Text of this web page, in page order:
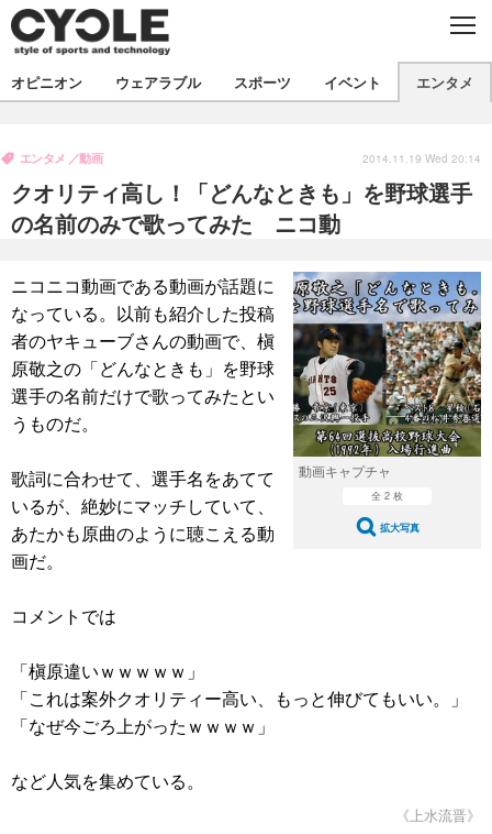
C
O
S
E
製品/用品
衣類
飲食
バックナンバー
コラム
インプレ
ボイス
デバイス
ビジネス
国内
スポーツ
選手
写真
動画
試乗会
スポーツ
ツアー
文化
芸能
出版／映画
話題
ファッション
写真
動画
ライフ
社会
政治
オピニオン ウェアラブル スポーツ イベント エンタメ
クオリティ高し！「どんなときも」を野球選手
の名前のみで歌ってみた ニコ動
エンタメ 動画 2014.11.19 Wed 20:14
動画キャプチャ
全 2 枚
拡大写真
ニコニコ動画である動画が話題に
なっている。以前も紹介した投稿
者のヤキューブさんの動画で、槇
原敬之の「どんなときも」を野球
選手の名前だけで歌ってみたとい
うものだ。
歌詞に合わせて、選手名をあてて
いるが、絶妙にマッチしていて、
あたかも原曲のように聴こえる動
画だ。
コメントでは
「槇原違いｗｗｗｗｗ」
「これは案外クオリティー高い、もっと伸びてもいい。」
「なぜ今ごろ上がったｗｗｗｗ」
など人気を集めている。
《上水流晋》